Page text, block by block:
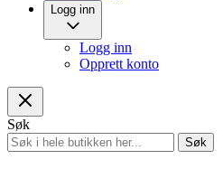
Logg inn
Logg inn
Opprett konto
Søk
Søk